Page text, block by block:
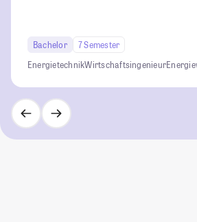
Bachelor
7 Semester
EnergietechnikWirtschaftsingenieur